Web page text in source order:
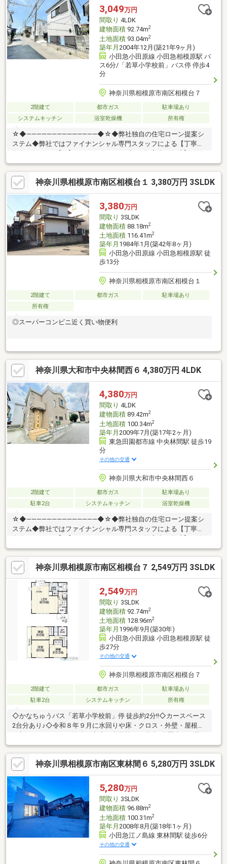
以上から必要になる【老後の費用負担】住宅探しの【このタイミ
ング】で不安な部分を明確にしていきませんか？？
☆◆――――――――――――――◆☆
3,049万円
間取り 4LDK
建物面積92.74m2
土地面積93.04m2
築年月 2004年12月(築21年9ヶ月)
小田急小田原線 小田急相模原駅 バ
ス6分/「若草小学校前」バス停 停歩4
分
神奈川県相模原市南区相模台７
2階建て 都市ガス
駐車場あり
システムキッチン
浴室乾燥機 所有権
☆◆――――――――――――――◆☆◆弊社独自の住宅ローン提案シ
ステム◆弊社ではファイナンシャル専門スタッフによる【丁寧な
時行っております。意外に知らないお客様が多い【定年時の住宅
ローン残高】【住宅購入者だけが加入できる無料の生命保険】
【１３年間もらえる、国からの特別ボーナス】これから多くなる
【教育費】住宅を買った後から始まる【住宅ローン返済】６５歳
以上から必要になる【老後の費用負担】住宅探しの【このタイミ
ング】で不安な部分を明確にしていきませんか？？
☆◆――――――――――――――◆☆
神奈川県相模原市南区相模台１ 3,380万円 3SLDK
3,380万円
間取り 3SLDK
建物面積88.18m2
土地面積116.41m2
築年月 1984年1月(築42年8ヶ月)
小田急小田原線 小田急相模原駅 徒
歩13分
神奈川県相模原市南区相模台１
2階建て 都市ガス
駐車場あり
所有権
◎スーパーコンビニ近く買い物便利
神奈川県大和市中央林間西６ 4,380万円 4LDK
4,380万円
間取り 4LDK
建物面積89.42m2
土地面積100.34m2
築年月 2009年7月(築17年2ヶ月)
東急田園都市線 中央林間駅 徒歩19
分
その他の交通
神奈川県大和市中央林間西６
2階建て 都市ガス
駐車場あり
駐車2台
システムキッチン 浴室乾燥機
☆◆――――――――――――――◆☆◆弊社独自の住宅ローン提案シ
ステム◆弊社ではファイナンシャル専門スタッフによる【丁寧な
時行っております。意外に知らないお客様が多い【定年時の住宅
ローン残高】【住宅購入者だけが加入できる無料の生命保険】
【１３年間もらえる、国からの特別ボーナス】これから多くなる
【教育費】住宅を買った後から始まる【住宅ローン返済】６５歳
以上から必要になる【老後の費用負担】住宅探しの【このタイミ
ング】で不安な部分を明確にしていきませんか？？
☆◆――――――――――――――◆☆
神奈川県相模原市南区相模台７ 2,549万円 3SLDK
2,549万円
間取り 3SLDK
建物面積92.74m2
土地面積128.96m2
築年月 1996年9月(築30年)
小田急小田原線 小田急相模原駅 徒
歩27分
その他の交通
神奈川県相模原市南区相模台７
2階建て 都市ガス
駐車場あり
駐車2台
システムキッチン 所有権
◇かなちゅうバス「若草小学校前」停 徒歩約2分!!◇カースペース
2台分あり♪◇令和８年９月に水回りや床・クロス・外壁・屋根を
様の通学もらくらく♪◇使い方自由のサービスルーム付です♪-------
-------------地元密着のKATO不動産 町田駅前店太陽光発電やリフォ
ーム、売却のご相談も無料で承ります。◇小田急小田原線「町
田」駅北口徒歩１分◇ご内見希望・物件の詳細等はコチラまで
TEL 0120-613-121
神奈川県相模原市南区東林間６ 5,280万円 3SLDK
5,280万円
間取り 3SLDK
建物面積96.88m2
土地面積100.31m2
築年月 2008年8月(築18年1ヶ月)
小田急江ノ島線 東林間駅 徒歩6分
その他の交通